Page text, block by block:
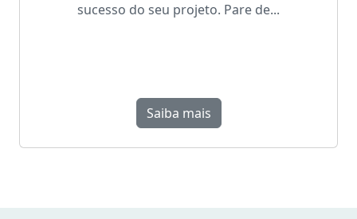
sucesso do seu projeto. Pare de...
Saiba mais